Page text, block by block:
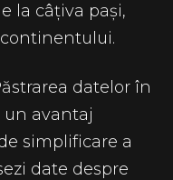
la câțiva pași,
datelor în
un avantaj
simplificare a
date despre